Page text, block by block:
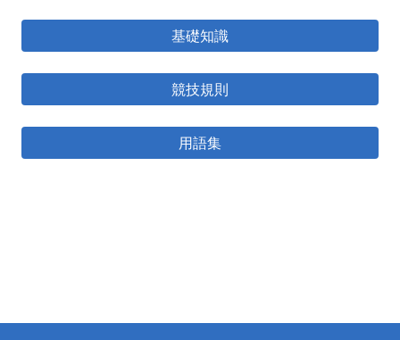
基礎知識
競技規則
用語集